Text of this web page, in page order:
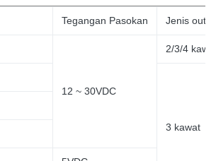
Tegangan Pasokan Jenis
12 ~ 30VDC
2/3/4
3 kawat